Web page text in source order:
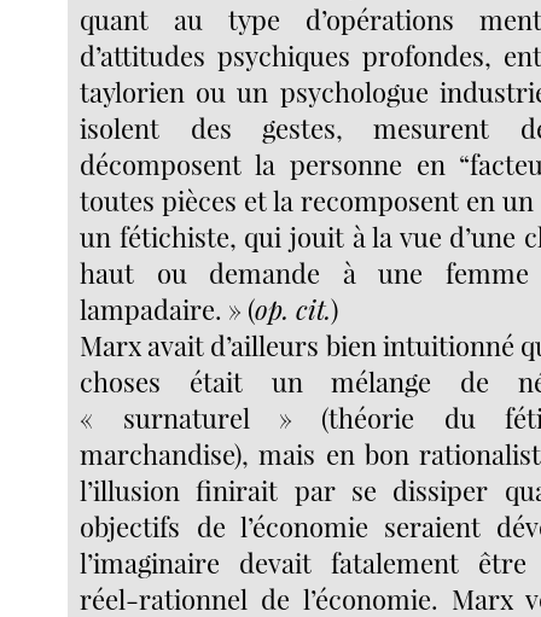
quant au type d’opérations
d’attitudes psychiques profondes,
taylorien ou un psychologue
isolent des gestes, mesurent
décomposent la personne en
toutes pièces et la recomposent en
un fétichiste, qui jouit à la vue d’une
haut ou demande à une
lampadaire. » (op. cit.)
Marx avait d’ailleurs bien intuitionné
choses était un mélange de
« surnaturel » (théorie du
marchandise), mais en bon
l’illusion finirait par se dissiper
objectifs de l’économie seraient
l’imaginaire devait fatalement
réel-rationnel de l’économie. Marx